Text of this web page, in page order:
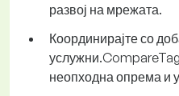
развој на мрежата.
Координирајте со
неопходна опрема и